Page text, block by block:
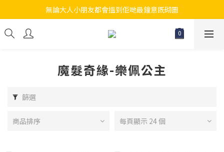
江帆天楊砌圖
無論大人小朋友都會搵到佢哋最鐘意既砌圖
江帆天楊砌圖
魔髮奇緣-樂佩公主
篩選
商品排序 每頁顯示 24 個